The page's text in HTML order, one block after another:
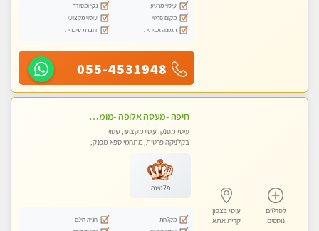
עיסוי מרגיע
נקי ומסודר
מקום פרטי
עיסוי מקצועי
תמונה אמיתית
דוברת עיברית
055-4531948
לפרטים
נוספים
עיסוי בצפון
קרית אתא
חיפה -מעסה אלופה -מומלץ לחלוטין!! כל סוגי העיסויים מעסה מקצועית ואיכותית פרטי!! highly recommended..new in the city- ללא מין !
עיסוי מפנק, עיסוי מקצועי, עיסוי
בקלניקה פרטית, מתחמי ספא מפנק,
פלטינה
מקלחת
חניה חינם